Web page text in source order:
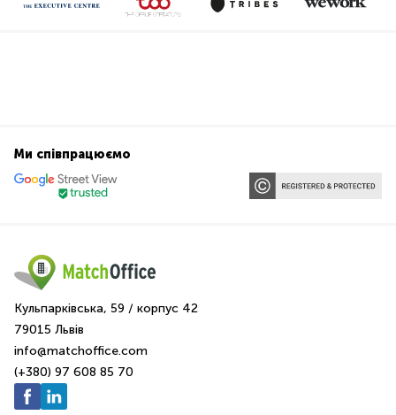
Ми співпрацюємо
Кульпарківська, 59 / корпус 42
79015 Львів
info@matchoffice.com
(+380) 97 608 85 70